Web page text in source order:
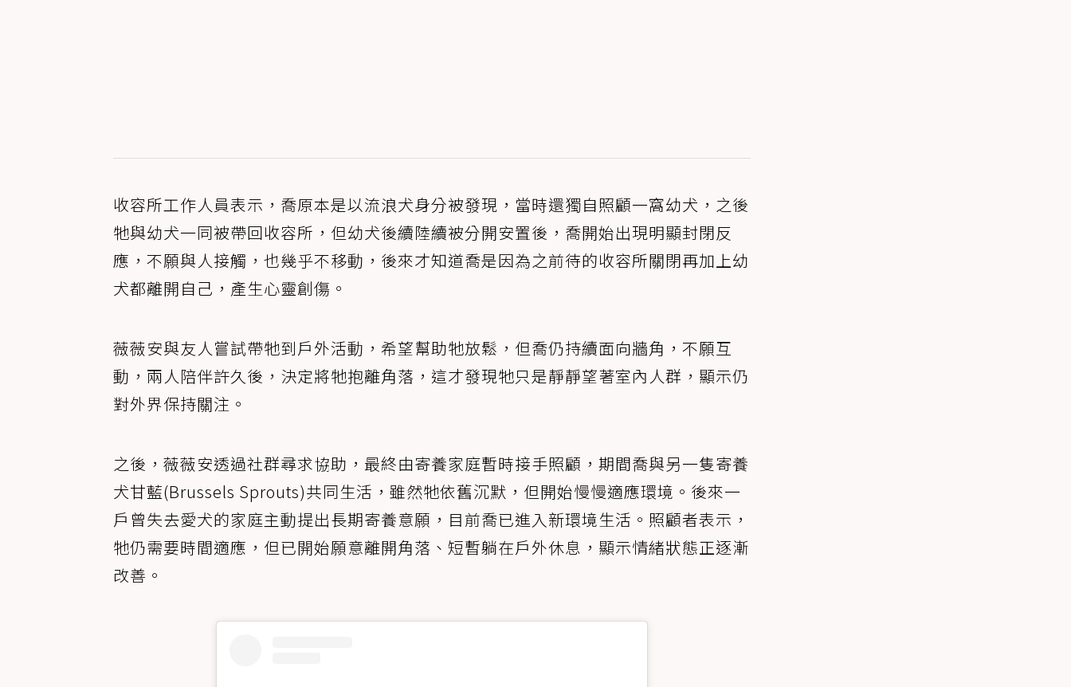
收容所工作人員表示，喬原本是以流浪犬身分被發現，當時還獨自照顧一窩幼犬，之後
牠與幼犬一同被帶回收容所，但幼犬後續陸續被分開安置後，喬開始出現明顯封閉反
應，不願與人接觸，也幾乎不移動，後來才知道喬是因為之前待的收容所關閉再加上幼
犬都離開自己，產生心靈創傷。
薇薇安與友人嘗試帶牠到戶外活動，希望幫助牠放鬆，但喬仍持續面向牆角，不願互
動，兩人陪伴許久後，決定將牠抱離角落，這才發現牠只是靜靜望著室內人群，顯示仍
對外界保持關注。
之後，薇薇安透過社群尋求協助，最終由寄養家庭暫時接手照顧，期間喬與另一隻寄養
犬甘藍(Brussels Sprouts)共同生活，雖然牠依舊沉默，但開始慢慢適應環境。後來一
戶曾失去愛犬的家庭主動提出長期寄養意願，目前喬已進入新環境生活。照顧者表示，
牠仍需要時間適應，但已開始願意離開角落、短暫躺在戶外休息，顯示情緒狀態正逐漸
改善。